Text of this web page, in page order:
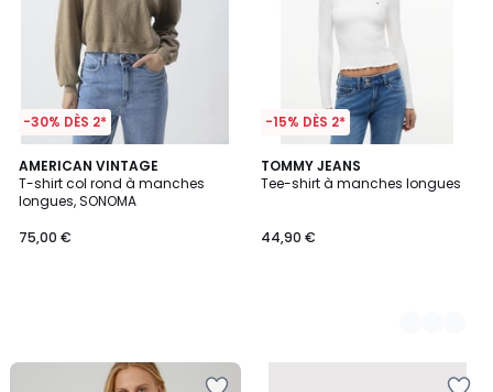
-30% DÈS 2*
AMERICAN VINTAGE
T-shirt col rond à manches
longues, SONOMA
75,00 €
-15% DÈS 2*
TOMMY JEANS
Tee-shirt à manches longues
44,90 €
2
Couleurs